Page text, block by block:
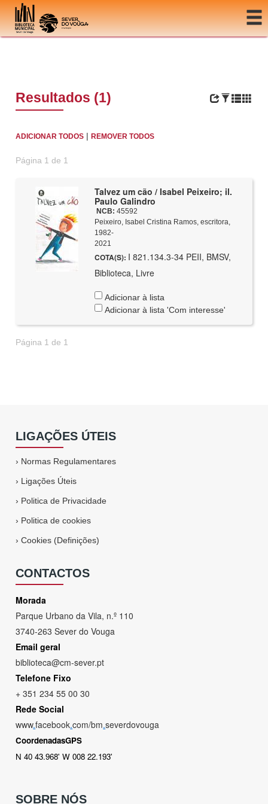
Ir para o conteúdo
Resultados (1)
ADICIONAR TODOS |REMOVER TODOS
Página 1 de 1
Talvez um cão / Isabel Peixeiro; il.
Paulo Galindro
NCB: 45592
Peixeiro, Isabel Cristina Ramos, escritora,
1982-
2021
COTA(S): I 821.134.3-34 PEII, BMSV,
Biblioteca, Livre
Adicionar à lista
Adicionar à lista 'Com interesse'
Página 1 de 1
LIGAÇÕES ÚTEIS
› Normas Regulamentares
› Ligações Úteis
› Politica de Privacidade
› Politica de cookies
›Cookies (Definições)
CONTACTOS
Morada
Parque Urbano da Vila, n.º 110
3740-263 Sever do Vouga
Email geral
biblioteca@cm-sever.pt
Telefone Fixo
+ 351 234 55 00 30
Rede Social
www.facebook.com/bm.severdovouga
CoordenadasGPS
N 40 43.968' W 008 22.193'
SOBRE NÓS